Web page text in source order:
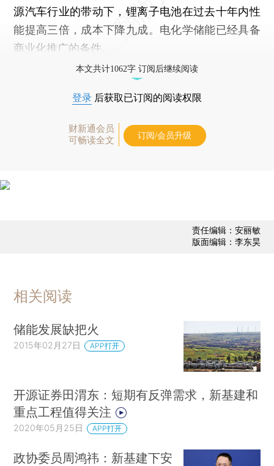
源汽车行业的带动下，锂离子电池在过去十年内性
能提高三倍，成本下降九成。电化学储能已经具备
商业化推广的条件。
本文共计1062字 订阅后继续阅读
登录 后获取已订阅的阅读权限
财新通会员
可畅读全文
订阅/会员升级
责任编辑：安丽敏
版面编辑：李东昊
相关阅读
储能发展缺把火
2015年02月27日 APP打开
开源证券田渭东：短期有反弹需求，新基建和
重点工程值得关注
2020年05月25日 APP打开
政协委员周鸿祎：新基建下安